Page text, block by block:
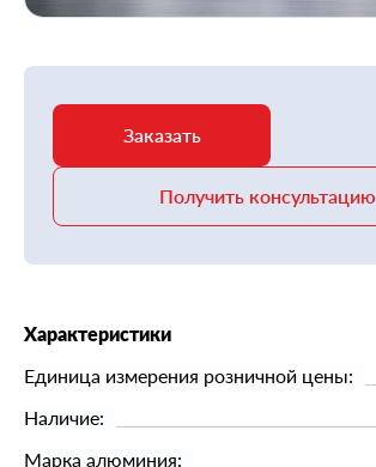
Заказать
Получить консультацию
Характеристики
Единица измерения розничной цены:
Наличие:
Марка алюминия: